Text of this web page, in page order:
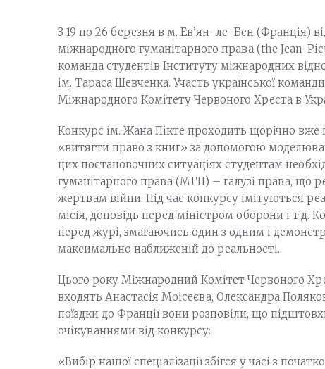
З 19 по 26 березня в м. Ев’ян-ле-Бен (Франція)
міжнародного гуманітарного права (the Jean-
команда студентів Інституту міжнародних
ім. Тараса Шевченка. Участь української
Міжнародного Комітету Червоного Хреста в
Конкурс ім. Жана Пікте проходить щорічно вже
«витягти право з книг» за допомогою
цих постановочних ситуаціях студентам
гуманітарного права (МГП) – галузі права, що
жертвам війни. Під час конкурсу імітуються
місія, доповідь перед міністром оборони і т.д.
перед журі, змагаючись один з одним і
максимально наближеній до реальності.
Цього року Міжнародний Комітет Червоного
входять Анастасія Моісеєва, Олександра
поїздки до Франції вони розповіли, що
очікуваннями від конкурсу:
«Вибір нашої спеціалізації збігся у часі з